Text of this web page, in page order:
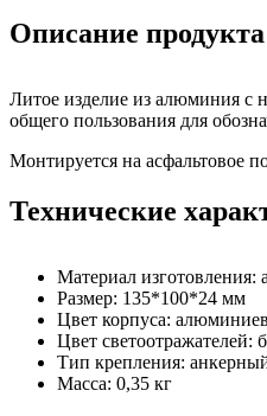
Описание продукта
Литое изделие из алюминия с
общего пользования для
Монтируется на асфальтовое
Технические
Материал
Размер: 135*100*24 мм
Цвет корпуса:
Цвет
Тип крепления:
Масса: 0,35 кг